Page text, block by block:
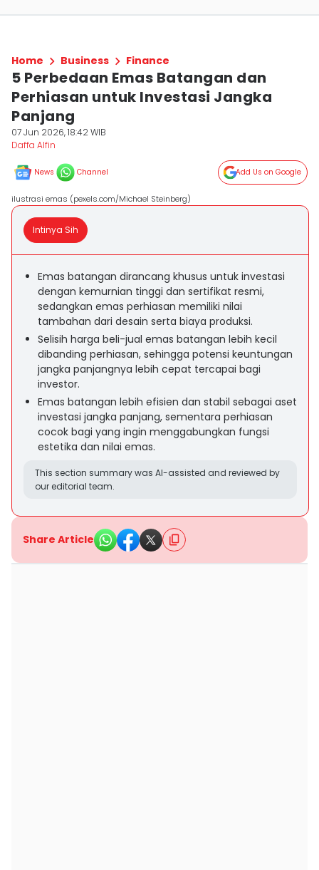
Home Business Finance
5 Perbedaan Emas Batangan dan
Perhiasan untuk Investasi Jangka
Panjang
07 Jun 2026, 18:42 WIB
Daffa Alfin
News Channel Add Us on Google
ilustrasi emas (pexels.com/Michael Steinberg)
Intinya Sih
Emas batangan dirancang khusus untuk investasi
dengan kemurnian tinggi dan sertifikat resmi,
sedangkan emas perhiasan memiliki nilai
tambahan dari desain serta biaya produksi.
Selisih harga beli-jual emas batangan lebih kecil
dibanding perhiasan, sehingga potensi keuntungan
jangka panjangnya lebih cepat tercapai bagi
investor.
Emas batangan lebih efisien dan stabil sebagai aset
investasi jangka panjang, sementara perhiasan
cocok bagi yang ingin menggabungkan fungsi
estetika dan nilai emas.
This section summary was AI-assisted and reviewed by
our editorial team.
Share Article